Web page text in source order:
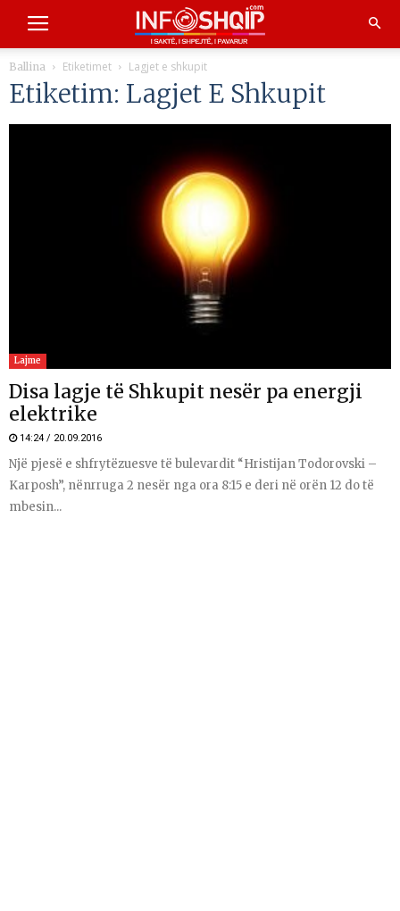
Ballina Etiketimet Lagjet e shkupit
Etiketim: Lagjet E Shkupit
Lajme
Disa lagje të Shkupit nesër pa energji
elektrike
14:24 / 20.09.2016
Një pjesë e shfrytëzuesve të bulevardit “Hristijan Todorovski –
Karposh”, nënrruga 2 nesër nga ora 8:15 e deri në orën 12 do të
mbesin...